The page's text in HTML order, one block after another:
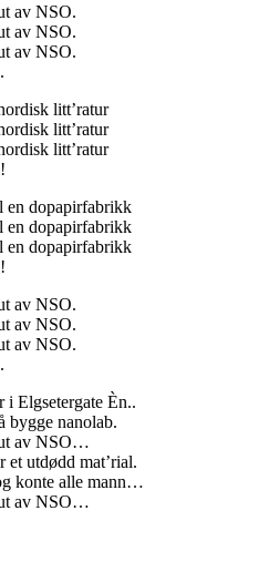
av NSO.
av NSO.
av NSO.
litt’ratur
litt’ratur
litt’ratur
en dopapirfabrikk
en dopapirfabrikk
en dopapirfabrikk
av NSO.
av NSO.
av NSO.
Elgsetergate Èn..
bygge nanolab.
av NSO…
et utdødd mat’rial.
konte alle mann…
av NSO…